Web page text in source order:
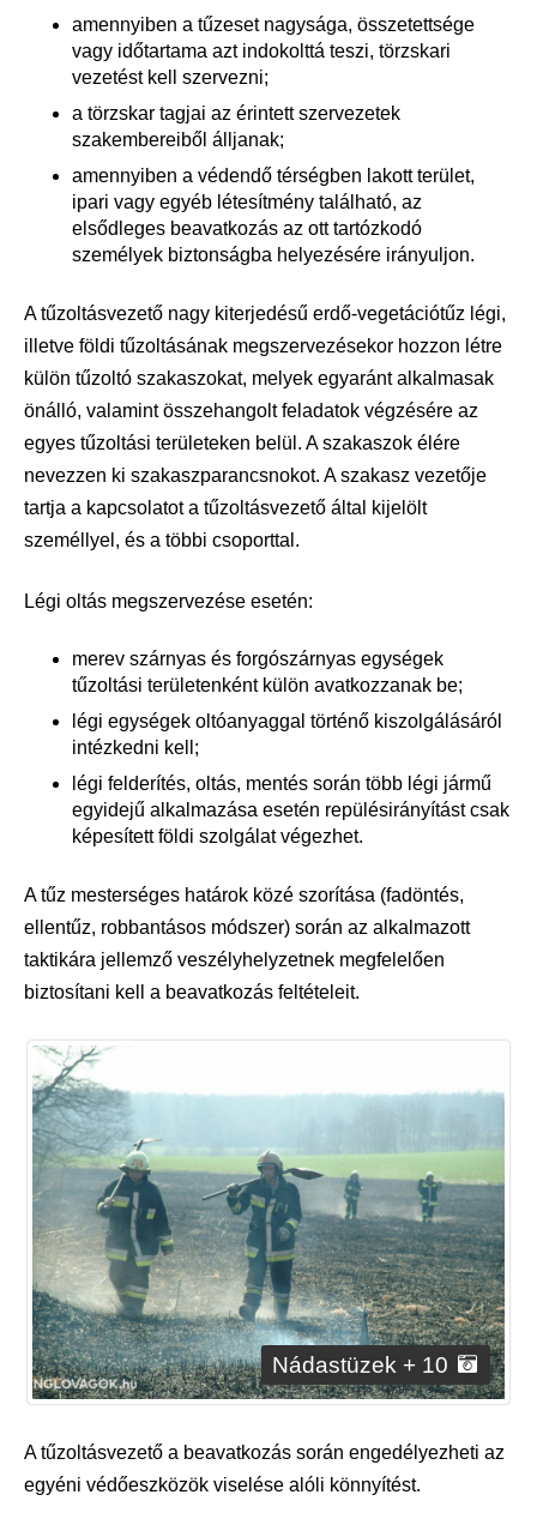
amennyiben a tűzeset nagysága, összetettsége
vagy időtartama azt indokolttá teszi, törzskari
vezetést kell szervezni;
a törzskar tagjai az érintett szervezetek
szakembereiből álljanak;
amennyiben a védendő térségben lakott terület,
ipari vagy egyéb létesítmény található, az
elsődleges beavatkozás az ott tartózkodó
személyek biztonságba helyezésére irányuljon.
A tűzoltásvezető nagy kiterjedésű erdő-vegetációtűz légi,
illetve földi tűzoltásának megszervezésekor hozzon létre
külön tűzoltó szakaszokat, melyek egyaránt alkalmasak
önálló, valamint összehangolt feladatok végzésére az
egyes tűzoltási területeken belül. A szakaszok élére
nevezzen ki szakaszparancsnokot. A szakasz vezetője
tartja a kapcsolatot a tűzoltásvezető által kijelölt
személlyel, és a többi csoporttal.
Légi oltás megszervezése esetén:
merev szárnyas és forgószárnyas egységek
tűzoltási területenként külön avatkozzanak be;
légi egységek oltóanyaggal történő kiszolgálásáról
intézkedni kell;
légi felderítés, oltás, mentés során több légi jármű
egyidejű alkalmazása esetén repülésirányítást csak
képesített földi szolgálat végezhet.
A tűz mesterséges határok közé szorítása (fadöntés,
ellentűz, robbantásos módszer) során az alkalmazott
taktikára jellemző veszélyhelyzetnek megfelelően
biztosítani kell a beavatkozás feltételeit.
Nádastüzek + 10
A tűzoltásvezető a beavatkozás során engedélyezheti az
egyéni védőeszközök viselése alóli könnyítést.